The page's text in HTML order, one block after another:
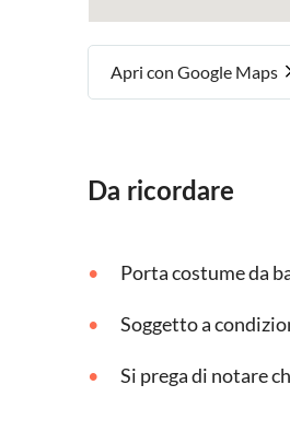
Apri con Google Maps
Da ricordare
Porta costume da
Soggetto a
Si prega di notare